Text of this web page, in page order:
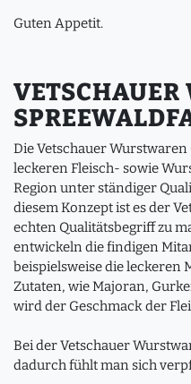
Guten Appetit.
Die Vetschauer
leckeren Fleisch- sowie
Region unter ständiger
diesem Konzept ist es der
echten Qualitätsbegriff zu
entwickeln die findigen
beispielsweise die
Zutaten, wie Majoran,
wird der Geschmack der
Bei der Vetschauer
dadurch fühlt man sich